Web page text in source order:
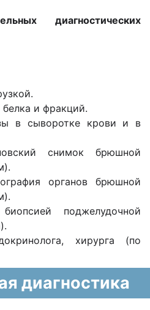
диагностических
и фракций.
в сыворотке крови и в
снимок брюшной
органов брюшной
поджелудочной
хирурга (по
диагностика